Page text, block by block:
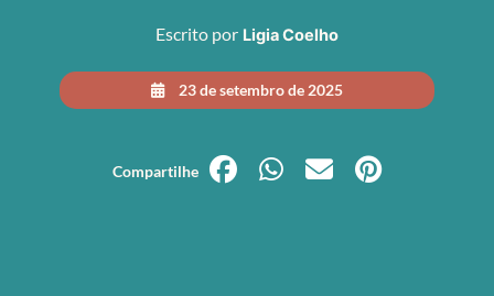
Escrito por Ligia Coelho
23 de setembro de 2025